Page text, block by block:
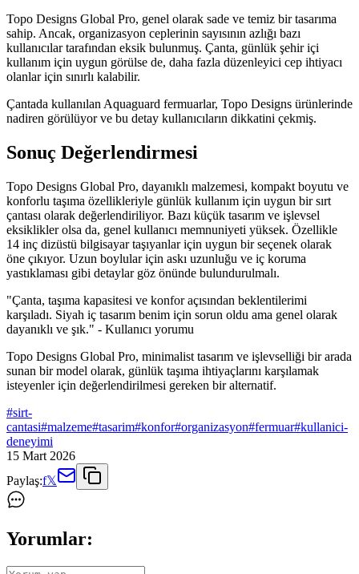
Topo Designs Global Pro, genel olarak sade ve temiz bir tasarıma
sahip. Ancak, organizasyon ceplerinin sayısının azlığı bazı
kullanıcılar tarafından eksik bulunmuş. Çanta, günlük şehir içi
kullanım için uygun görülse de, daha fazla düzenleyici cep ihtiyacı
olanlar için sınırlı kalabilir.
Çantada kullanılan Aquaguard fermuarlar, Topo Designs ürünlerinde
nadiren görülüyor ve bu detay kullanıcıların dikkatini çekmiş.
Sonuç Değerlendirmesi
Topo Designs Global Pro, dayanıklı malzemesi, kompakt boyutu ve
konforlu taşıma özellikleriyle günlük kullanım için uygun bir sırt
çantası olarak değerlendiriliyor. Bazı küçük tasarım ve işlevsel
eksiklikler olsa da, genel kullanıcı memnuniyeti yüksek. Özellikle
14 inç dizüstü bilgisayar taşıyanlar için uygun bir seçenek olarak
öne çıkıyor. Uzun boylular için askı uzunluğu ve iç koruma
yastıklaması gibi detaylar göz önünde bulundurulmalı.
"Çanta, taşıma kapasitesi ve konfor açısından beklentilerimi
karşıladı. Siyah iç tasarım benim için sorun oldu ama genel olarak
dayanıklı ve şık." - Kullanıcı yorumu
Topo Designs Global Pro, minimalist tasarım ve işlevselliği bir arada
sunan bir model olarak, günlük taşıma ihtiyaçlarını karşılamak
isteyenler için değerlendirilmesi gereken bir alternatif.
#sirt-
cantasi#malzeme#tasarim#konfor#organizasyon#fermuar#kullanici-
deneyimi
15 Mart 2026
Paylaş:f𝕏
Yorumlar: